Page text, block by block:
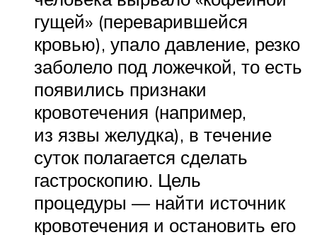
гущей» (переварившейся
кровью), упало давление, резко
заболело под ложечкой, то есть
появились признаки
кровотечения (например,
из язвы желудка), в течение
суток полагается сделать
гастроскопию. Цель
процедуры — найти источник
кровотечения и остановить его